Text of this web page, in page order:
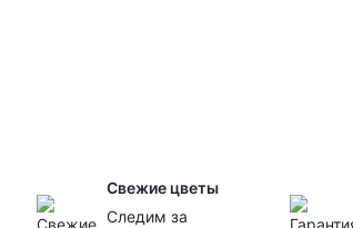
Свежие цветы
Следим за